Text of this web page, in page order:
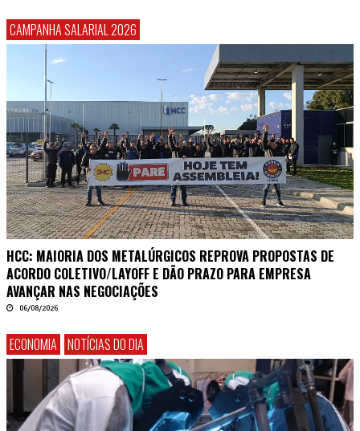
CAMPANHA SALARIAL 2026
HCC: MAIORIA DOS METALÚRGICOS REPROVA PROPOSTAS DE
ACORDO COLETIVO/LAYOFF E DÃO PRAZO PARA EMPRESA
AVANÇAR NAS NEGOCIAÇÕES
06/08/2026
ECONOMIA NOTÍCIAS DO DIA